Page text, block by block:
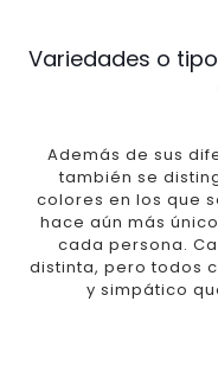
Variedades o
Además de sus
también se
colores en los que
hace aún más
cada persona.
distinta, pero todos
y simpático